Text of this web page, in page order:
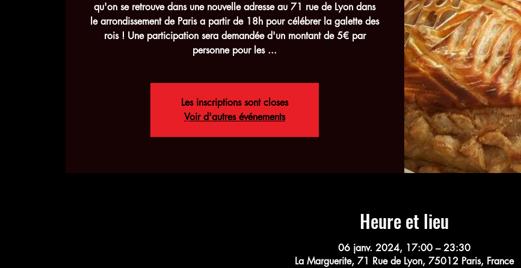
qu'on se retrouve dans une nouvelle adresse au 71 rue de Lyon dans
le arrondissement de Paris a partir de 18h pour célébrer la galette des
rois ! Une participation sera demandée d'un montant de 5€ par
personne pour les ...
Les inscriptions sont closes
Voir d'autres événements
Heure et lieu
06 janv. 2024, 17:00 – 23:30
La Marguerite, 71 Rue de Lyon, 75012 Paris, France